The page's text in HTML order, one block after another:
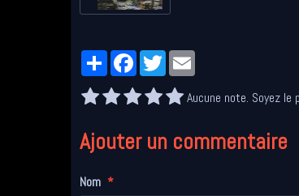
PartagerFacebookTwitter
Aucune note. Soyez
Ajouter un commentaire
Nom